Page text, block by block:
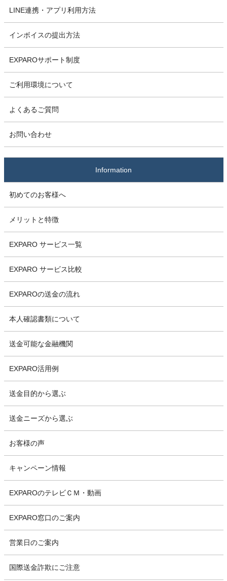
LINE連携・アプリ利用方法
インボイスの提出方法
EXPAROサポート制度
ご利用環境について
よくあるご質問
お問い合わせ
Information
初めてのお客様へ
メリットと特徴
EXPARO サービス一覧
EXPARO サービス比較
EXPAROの送金の流れ
本人確認書類について
送金可能な金融機関
EXPARO活用例
送金目的から選ぶ
送金ニーズから選ぶ
お客様の声
キャンペーン情報
EXPAROのテレビＣＭ・動画
EXPARO窓口のご案内
営業日のご案内
国際送金詐欺にご注意